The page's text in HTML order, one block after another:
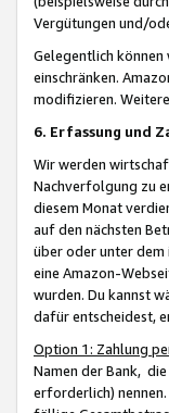
Vergütungen und/
Gelegentlich
einschränken.
modifizieren.
6. Erfassung und
Wir werden
Nachverfolgung zu
diesem Monat
auf den nächsten
über oder unter
eine Amazon-
wurden. Du kannst
dafür entscheidest,
Option 1: Zahlung
Namen der Bank,
erforderlich)